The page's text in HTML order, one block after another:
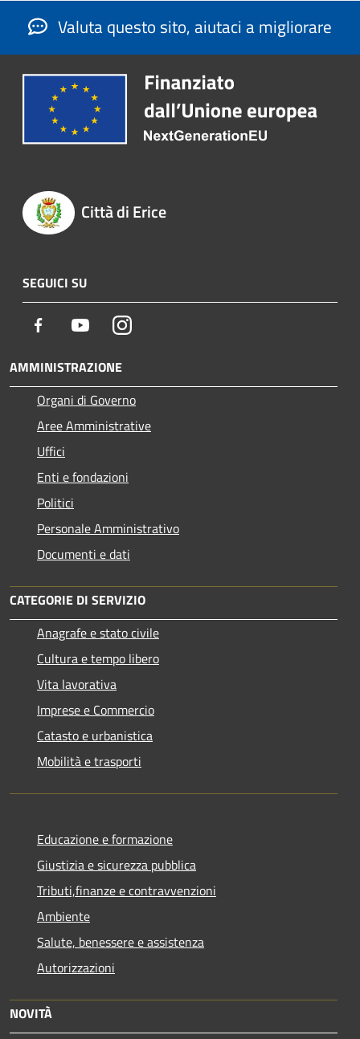
Valuta questo sito, aiutaci a migliorare
Città di Erice
SEGUICI SU
Facebook YoutubeInstagram
AMMINISTRAZIONE
Organi di Governo
Aree Amministrative
Uffici
Enti e fondazioni
Politici
Personale Amministrativo
Documenti e dati
CATEGORIE DI SERVIZIO
Anagrafe e stato civile
Cultura e tempo libero
Vita lavorativa
Imprese e Commercio
Catasto e urbanistica
Mobilità e trasporti
Educazione e formazione
Giustizia e sicurezza pubblica
Tributi,finanze e contravvenzioni
Ambiente
Salute, benessere e assistenza
Autorizzazioni
NOVITÀ